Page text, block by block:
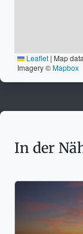
Leaflet | Map
Imagery ©Mapbox
In der